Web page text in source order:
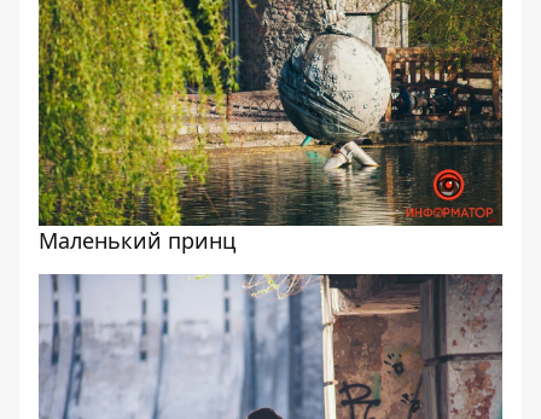
Маленький принц